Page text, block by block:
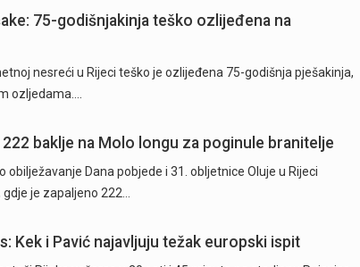
75-godišnjakinja teško ozlijeđena na
nesreći u Rijeci teško je ozlijeđena 75-godišnja pješakinja,
ozljedama.…
baklje na Molo longu za poginule branitelje
Dana pobjede i 31. obljetnice Oluje u Rijeci
je zapaljeno 222…
Kek i Pavić najavljuju težak europski ispit